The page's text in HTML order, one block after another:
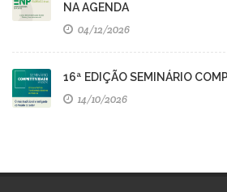
NA AGENDA
04/12/2026
16ª EDIÇÃO SEMINÁRIO
14/10/2026